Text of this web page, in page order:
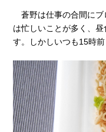
蒼野は仕事の合間にブ
は忙しいことが多く、
す。しかしいつも15時前